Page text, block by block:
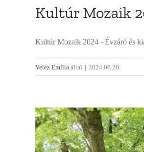
Kultúr Mozaik
Kultúr Mozaik 2024 - Évzáró és
Velez Emília által | 2024.06.20.